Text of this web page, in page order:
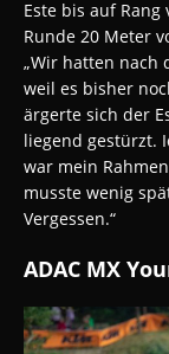
Este bis auf
Runde 20 Meter
„Wir hatten nach
weil es bisher
ärgerte sich der
liegend gestürzt.
war mein
musste wenig
Vergessen.“
ADAC MX